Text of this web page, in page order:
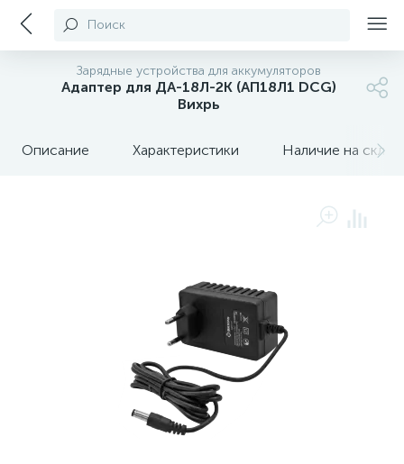
Поиск
Зарядные устройства для аккумуляторов
Адаптер для ДА-18Л-2К (АП18Л1 DCG)
Вихрь
Описание Характеристики Наличие на